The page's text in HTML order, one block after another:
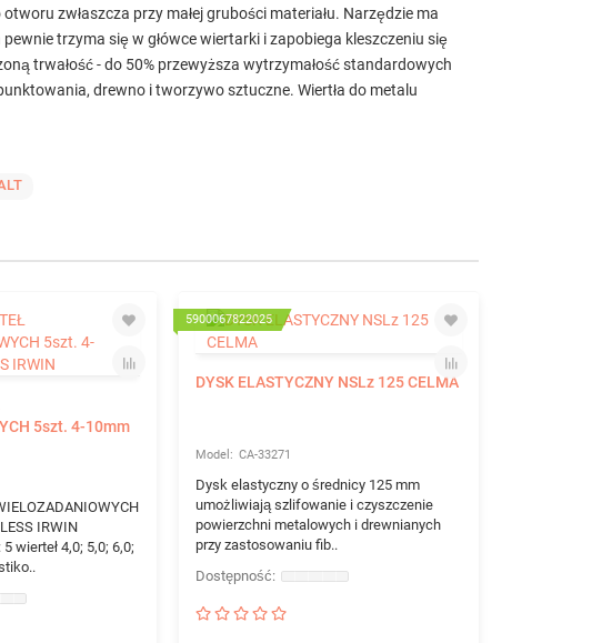
zwłaszcza przy małej grubości materiału. Narzędzie ma
trzyma się w główce wiertarki i zapobiega kleszczeniu się
trwałość - do 50% przewyższa wytrzymałość standardowych
drewno i tworzywo sztuczne. Wiertła do metalu
5szt. 4-10mm
IRWIN
wierteł 4,0; 5,0; 6,0;
5900067822025
DYSK ELASTYCZNY NSLz 125 CELMA
CA-33271
Dysk elastyczny o średnicy 125 mm
umożliwiają szlifowanie i czyszczenie
powierzchni metalowych i drewnianych
przy zastosowaniu fib..